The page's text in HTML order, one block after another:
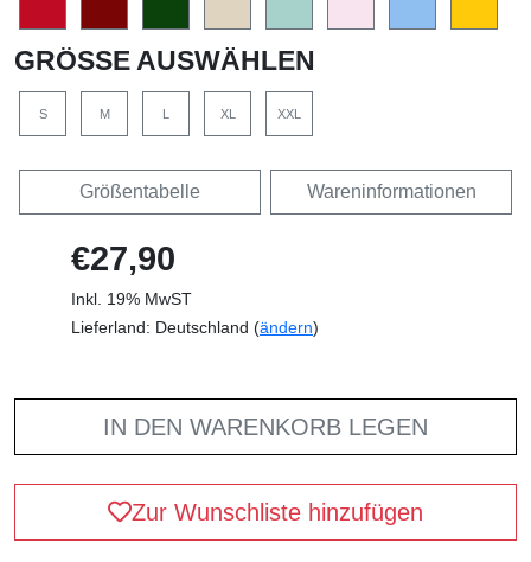
GRÖSSE AUSWÄHLEN
S M XL XXL
Größentabelle Wareninformationen
€27,90
Inkl. 19% MwST
Lieferland: Deutschland (ändern)
IN DEN WARENKORB LEGEN
Zur Wunschliste hinzufügen